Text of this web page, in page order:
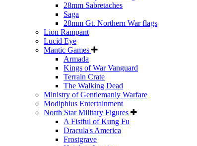
28mm Sabretaches
Saga
28mm Gt. Northern War flags
Lion Rampant
Lucid Eye
Mantic Games
Armada
Kings of War Vanguard
Terrain Crate
The Walking Dead
Ministry of Gentlemanly Warfare
Modiphius Entertainment
North Star Military Figures
A Fistful of Kung Fu
Dracula's America
Frostgrave